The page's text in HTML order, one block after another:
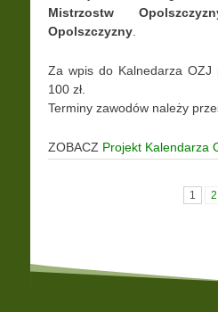
Mistrzostw
Opolszczyzny
Za wpis do Kalnedarza OZJ
100 zł.
Terminy zawodów należy
ZOBACZ Projekt Kalendarza
1 2